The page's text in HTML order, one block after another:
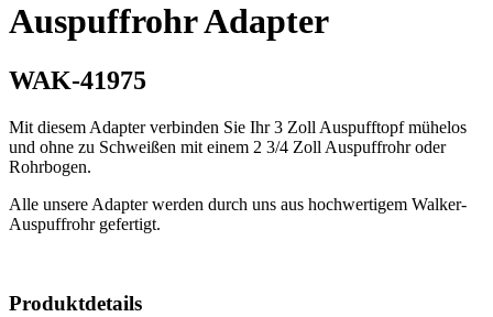
Auspuffrohr Adapter
WAK-41975
Mit diesem Adapter verbinden Sie Ihr 3 Zoll Auspufftopf mühelos
und ohne zu Schweißen mit einem 2 3/4 Zoll Auspuffrohr oder
Rohrbogen.
Alle unsere Adapter werden durch uns aus hochwertigem Walker-
Auspuffrohr gefertigt.
Produktdetails